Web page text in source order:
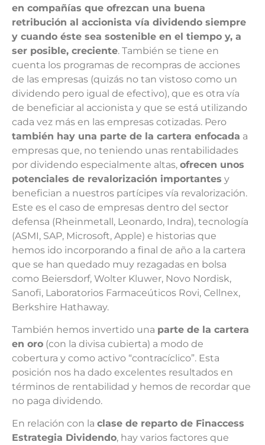
en compañías que ofrezcan una buena
retribución al accionista vía dividendo siempre
y cuando éste sea sostenible en el tiempo y, a
ser posible, creciente. También se tiene en
cuenta los programas de recompras de acciones
de las empresas (quizás no tan vistoso como un
dividendo pero igual de efectivo), que es otra vía
de beneficiar al accionista y que se está utilizando
cada vez más en las empresas cotizadas. Pero
también hay una parte de la cartera enfocada a
empresas que, no teniendo unas rentabilidades
por dividendo especialmente altas, ofrecen unos
potenciales de revalorización importantes y
benefician a nuestros partícipes vía revalorización.
Este es el caso de empresas dentro del sector
defensa (Rheinmetall, Leonardo, Indra), tecnología
(ASMI, SAP, Microsoft, Apple) e historias que
hemos ido incorporando a final de año a la cartera
que se han quedado muy rezagadas en bolsa
como Beiersdorf, Wolter Kluwer, Novo Nordisk,
Sanofi, Laboratorios Farmaceúticos Rovi, Cellnex,
Berkshire Hathaway.
También hemos invertido una parte de la cartera
en oro (con la divisa cubierta) a modo de
cobertura y como activo “contracíclico”. Esta
posición nos ha dado excelentes resultados en
términos de rentabilidad y hemos de recordar que
no paga dividendo.
En relación con la clase de reparto de Finaccess
Estrategia Dividendo, hay varios factores que